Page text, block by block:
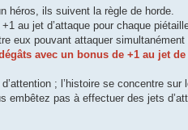
héros, ils suivent la règle de horde.
au jet d’attaque pour chaque
eux pouvant attaquer simultanément
avec un bonus de +1 au jet
; l’histoire se concentre sur
pas à effectuer des jets